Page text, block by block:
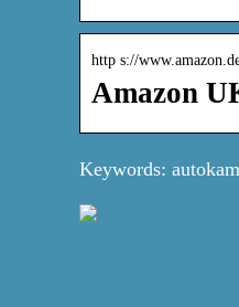
http s://
Amazon
Keywords: